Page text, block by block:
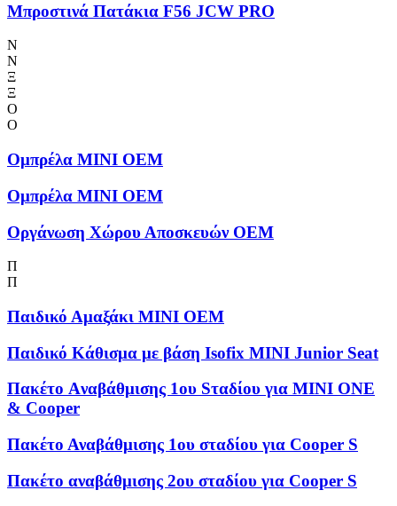
Μπροστινά Πατάκια F56 JCW PRO
Ν
Ν
Ξ
Ξ
Ο
Ο
Ομπρέλα MINI OEM
Ομπρέλα MINI OEM
Οργάνωση Χώρου Αποσκευών OEM
Π
Π
Παιδικό Αμαξάκι MINI OEM
Παιδικό Κάθισμα με βάση Isofix MINI Junior Seat
Πακέτο Aναβάθμισης 1ου Sταδίου για MINI ONE
& Cooper
Πακέτο Αναβάθμισης 1ου σταδίου για Cooper S
Πακέτο αναβάθμισης 2ου σταδίου για Cooper S